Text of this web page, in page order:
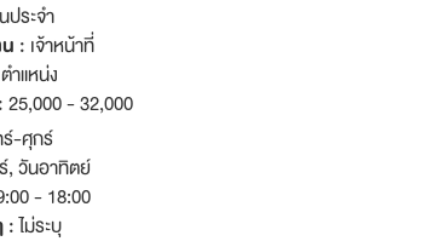
ประจำ
: เจ้าหน้าที่
ำแหน่ง
25,000 - 32,000
-ศุกร์
,วันอาทิตย์
- 18:00
:ไม่ระบุ